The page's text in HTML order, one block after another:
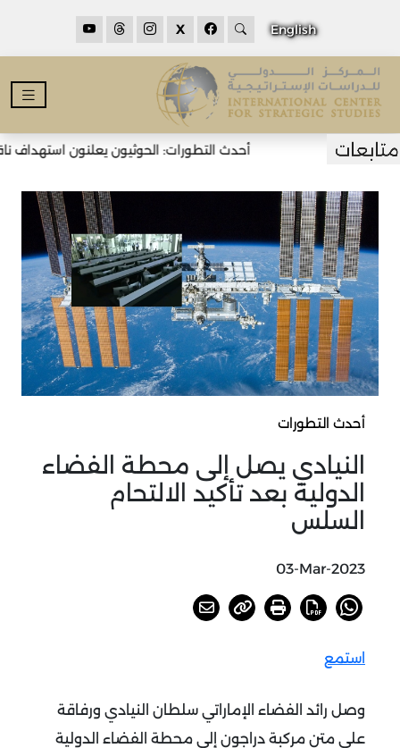
English
X
أحدث التطورات: الحوثيون يعلنون استهداف
أحدث التطورات
النيادي يصل إلى محطة الفضاء
الدولية بعد تأكيد الالتحام
السلس
03-Mar-2023
استمع
وصل رائد الفضاء الإماراتي سلطان النيادي ورفاقة
على متن مركبة دراجون إلى محطة الفضاء الدولية